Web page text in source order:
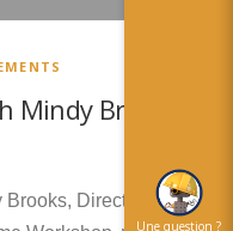
Mindy Brooks
Brooks, Director of
Une question ?